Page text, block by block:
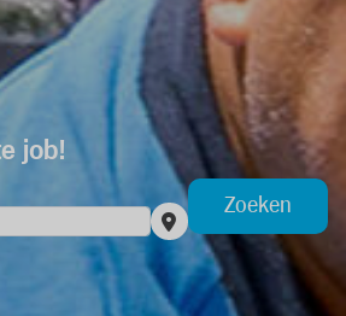
job!
Zoeken